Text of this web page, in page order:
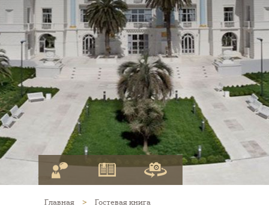
Главная > Гостевая книга